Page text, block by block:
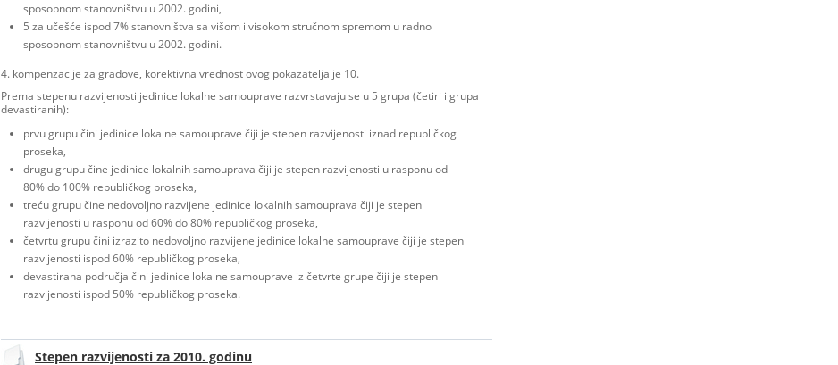
sposobnom stanovništvu u 2002. godini,
5 za učešće ispod 7% stanovništva sa višom i visokom stručnom spremom u radno
sposobnom stanovništvu u 2002. godini.
4. kompenzacije za gradove, korektivna vrednost ovog pokazatelja je 10.
Prema stepenu razvijenosti jedinice lokalne samouprave razvrstavaju se u 5 grupa (četiri i grupa
devastiranih):
prvu grupu čini jedinice lokalne samouprave čiji je stepen razvijenosti iznad republičkog
proseka,
drugu grupu čine jedinice lokalnih samouprava čiji je stepen razvijenosti u rasponu od
80% do 100% republičkog proseka,
treću grupu čine nedovoljno razvijene jedinice lokalnih samouprava čiji je stepen
razvijenosti u rasponu od 60% do 80% republičkog proseka,
četvrtu grupu čini izrazito nedovoljno razvijene jedinice lokalne samouprave čiji je stepen
razvijenosti ispod 60% republičkog proseka,
devastirana područja čini jedinice lokalne samouprave iz četvrte grupe čiji je stepen
razvijenosti ispod 50% republičkog proseka.
Stepen razvijenosti za 2010. godinu